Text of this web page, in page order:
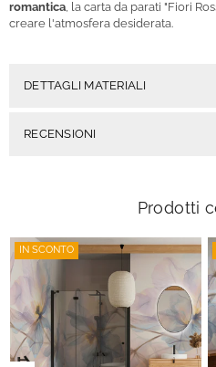
romantica , la carta da parati "Fiori
creare l'atmosfera desiderata.
DETTAGLI MATERIALI
RECENSIONI
Prodotti
IN SCONTO